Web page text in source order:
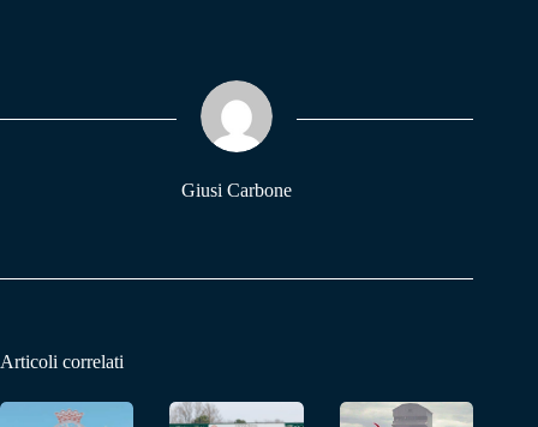
pp m
Giusi Carbone
Articoli correlati